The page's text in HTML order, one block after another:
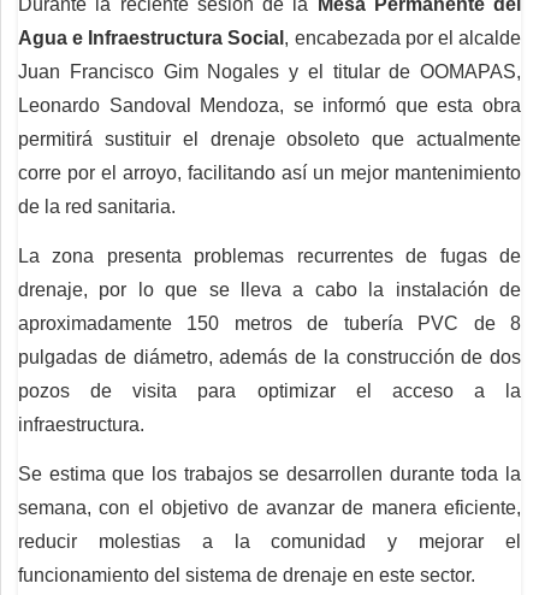
Agua e Infraestructura Social , encabezada por el alcalde
Juan Francisco Gim Nogales y el titular de OOMAPAS,
Leonardo Sandoval Mendoza, se informó que esta obra
permitirá sustituir el drenaje obsoleto que actualmente
corre por el arroyo, facilitando así un mejor mantenimiento
de la red sanitaria.
La zona presenta problemas recurrentes de fugas de
drenaje, por lo que se lleva a cabo la instalación de
aproximadamente 150 metros de tubería PVC de 8
pulgadas de diámetro, además de la construcción de dos
pozos de visita para optimizar el acceso a la
infraestructura.
Se estima que los trabajos se desarrollen durante toda la
semana, con el objetivo de avanzar de manera eficiente,
reducir molestias a la comunidad y mejorar el
funcionamiento del sistema de drenaje en este sector.